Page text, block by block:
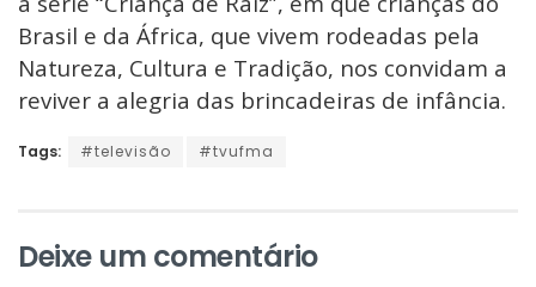
Brasil e da África, que vivem rodeadas pela
Natureza, Cultura e Tradição, nos convidam a
reviver a alegria das brincadeiras de infância.
Tags: #televisão #tvufma
Deixe um comentário